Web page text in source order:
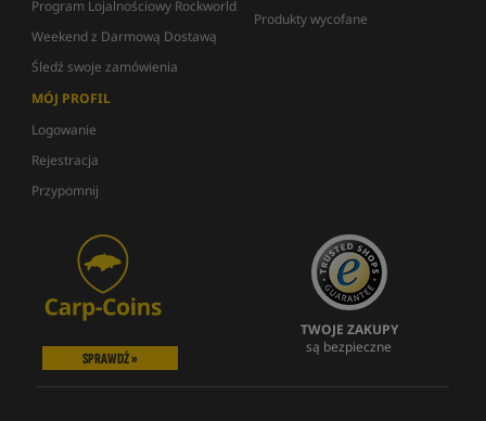
Program Lojalnościowy Rockworld
Weekend z Darmową Dostawą
Śledź swoje zamówienia
Produkty wycofane
MÓJ PROFIL
Logowanie
Rejestracja
Przypomnij
SPRAWDŹ »
TWOJE ZAKUPY
są bezpieczne